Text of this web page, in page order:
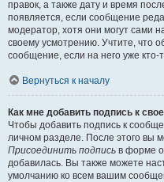
правок, а также дату и время
появляется, если сообщение
модератор, хотя они могут сами
своему усмотрению. Учтите, что
сообщение, если на него уже кто-
Вернуться к началу
Как мне добавить подпись к
Чтобы добавить подпись к
личном разделе. После этого вы
Присоединить подпись в форме
добавилась. Вы также можете
умолчанию ко всем вашим